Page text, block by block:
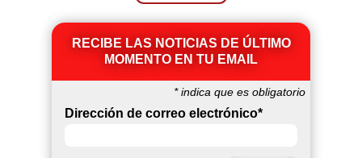
RECIBE LAS NOTICIAS DE ÚLTIMO
MOMENTO EN TU EMAIL
*indica que es obligatorio
Dirección de correo electrónico*